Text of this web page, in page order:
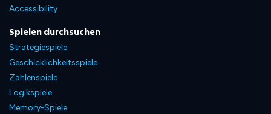
Accessibility
Spielen durchsuchen
Strategiespiele
Geschicklichkeitsspiele
Zahlenspiele
Logikspiele
Memory-Spiele